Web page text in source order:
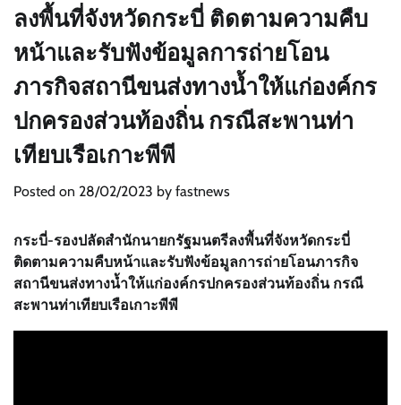
ลงพื้นที่จังหวัดกระบี่ ติดตามความคืบ
หน้าและรับฟังข้อมูลการถ่ายโอน
ภารกิจสถานีขนส่งทางน้ำให้แก่องค์กร
ปกครองส่วนท้องถิ่น กรณีสะพานท่า
เทียบเรือเกาะพีพี
Posted on 28/02/2023 by fastnews
กระบี่-รองปลัดสำนักนายกรัฐมนตรีลงพื้นที่จังหวัดกระบี่
ติดตามความคืบหน้าและรับฟังข้อมูลการถ่ายโอนภารกิจ
สถานีขนส่งทางน้ำให้แก่องค์กรปกครองส่วนท้องถิ่น กรณี
สะพานท่าเทียบเรือเกาะพีพี